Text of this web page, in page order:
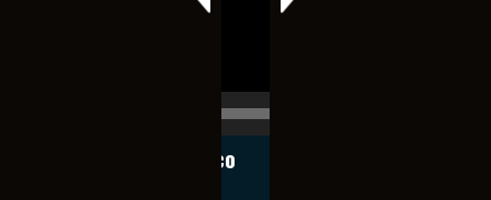
Notiexpress de México